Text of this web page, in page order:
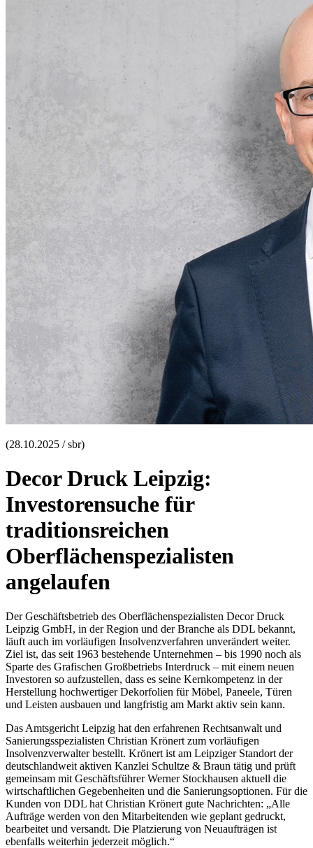
(28.10.2025 / sbr)
Decor Druck Leipzig:
Investorensuche für
traditionsreichen
Oberflächenspezialisten
angelaufen
Der Geschäftsbetrieb des Oberflächenspezialisten Decor Druck
Leipzig GmbH, in der Region und der Branche als DDL bekannt,
läuft auch im vorläufigen Insolvenzverfahren unverändert weiter.
Ziel ist, das seit 1963 bestehende Unternehmen – bis 1990 noch als
Sparte des Grafischen Großbetriebs Interdruck – mit einem neuen
Investoren so aufzustellen, dass es seine Kernkompetenz in der
Herstellung hochwertiger Dekorfolien für Möbel, Paneele, Türen
und Leisten ausbauen und langfristig am Markt aktiv sein kann.
Das Amtsgericht Leipzig hat den erfahrenen Rechtsanwalt und
Sanierungsspezialisten Christian Krönert zum vorläufigen
Insolvenzverwalter bestellt. Krönert ist am Leipziger Standort der
deutschlandweit aktiven Kanzlei Schultze & Braun tätig und prüft
gemeinsam mit Geschäftsführer Werner Stockhausen aktuell die
wirtschaftlichen Gegebenheiten und die Sanierungsoptionen. Für die
Kunden von DDL hat Christian Krönert gute Nachrichten: „Alle
Aufträge werden von den Mitarbeitenden wie geplant gedruckt,
bearbeitet und versandt. Die Platzierung von Neuaufträgen ist
ebenfalls weiterhin jederzeit möglich.“